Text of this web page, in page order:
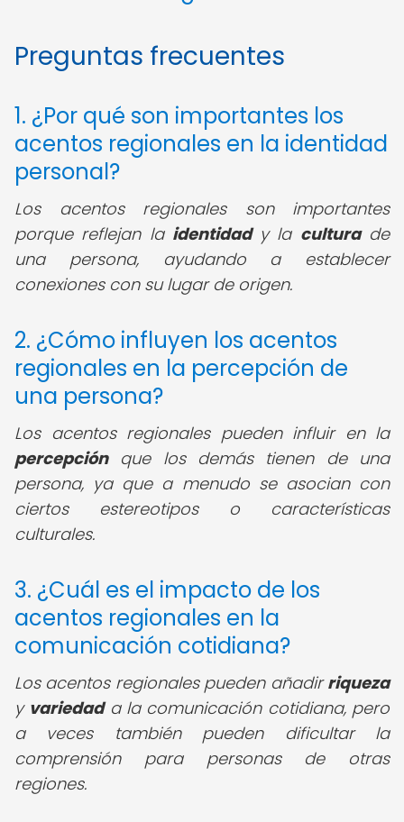
Preguntas frecuentes
1. ¿Por qué son importantes los
acentos regionales en la identidad
personal?
Los acentos regionales son importantes
porque reflejan la identidady la culturade
una persona, ayudando a establecer
conexiones con su lugar de origen.
2. ¿Cómo influyen los acentos
regionales en la percepción de
una persona?
Los acentos regionales pueden influir en la
percepciónque los demás tienen de una
persona, ya que a menudo se asocian con
ciertos estereotipos o características
culturales.
3. ¿Cuál es el impacto de los
acentos regionales en la
comunicación cotidiana?
Los acentos regionales pueden añadirriqueza
y variedada la comunicación cotidiana, pero
a veces también pueden dificultar la
comprensión para personas de otras
regiones.